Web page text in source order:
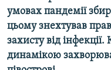
умовах пандемії
цьому знехтував
захисту від
динамікою